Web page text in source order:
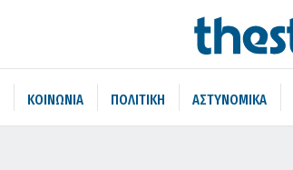
ΚΟΙΝΩΝΙΑ ΠΟΛΙΤΙΚΗ ΑΣΤΥΝΟΜΙΚΑ